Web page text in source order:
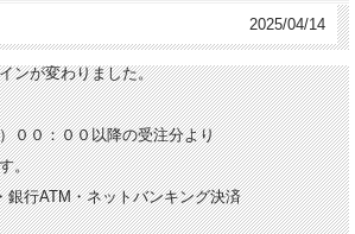
2025/04/14
ンが変わりました。
００：００以降の受注分より
。
銀行ATM・ネットバンキング決済